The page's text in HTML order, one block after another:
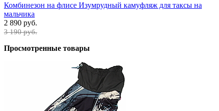
Комбинезон на флисе Изумрудный камуфляж для таксы на
мальчика
2 890 руб.
3 190 руб.
Просмотренные товары